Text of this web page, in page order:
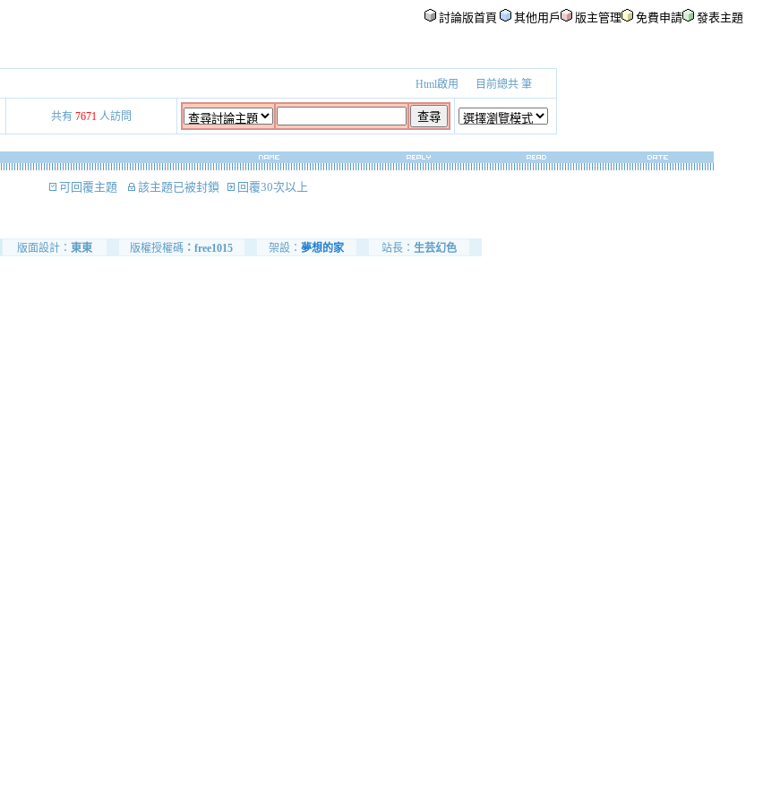
討論版首頁 其他用戶 版主管理 免費申請 發表主題
Html啟用 目前總共 筆
共有 7671 人訪問
可回覆主題 該主題已被封鎖 回覆30次以上
版面設計： 東東 版權授權碼 ：free1015 架設： 夢想的家 站長： 生芸幻色